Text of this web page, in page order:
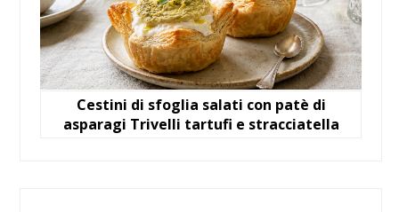
Cestini di sfoglia salati con patè di
asparagi Trivelli tartufi e stracciatella